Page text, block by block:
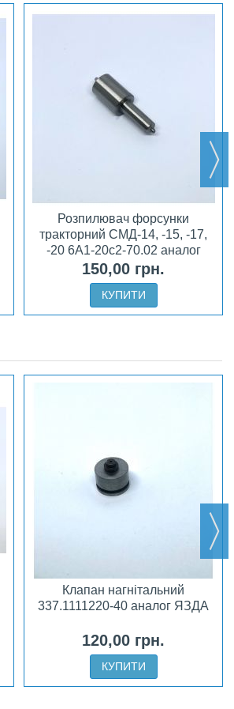
Розпилювач форсунки
тракторний СМД-14, -15, -17,
-20 6А1-20с2-70.02 аналог
АЗПІ
150,00 грн.
КУПИТИ
Клапан нагнітальний
337.1111220-40 аналог ЯЗДА
120,00 грн.
КУПИТИ